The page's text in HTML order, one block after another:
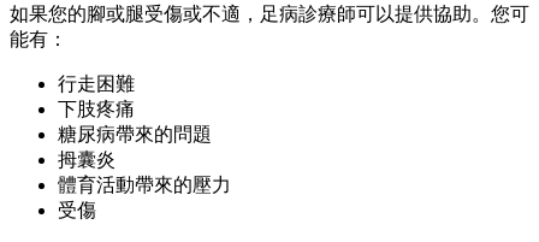
如果您的腳或腿受傷或不適，足病診療師可以提供協助。您可
能有：
行走困難
下肢疼痛
糖尿病帶來的問題
拇囊炎
體育活動帶來的壓力
受傷